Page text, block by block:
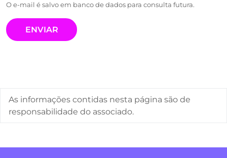
O e-mail é salvo em banco de dados para consulta futura.
As informações contidas nesta página são de
responsabilidade do associado.